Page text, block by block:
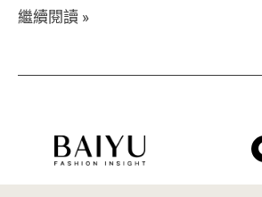
繼續閱讀 »